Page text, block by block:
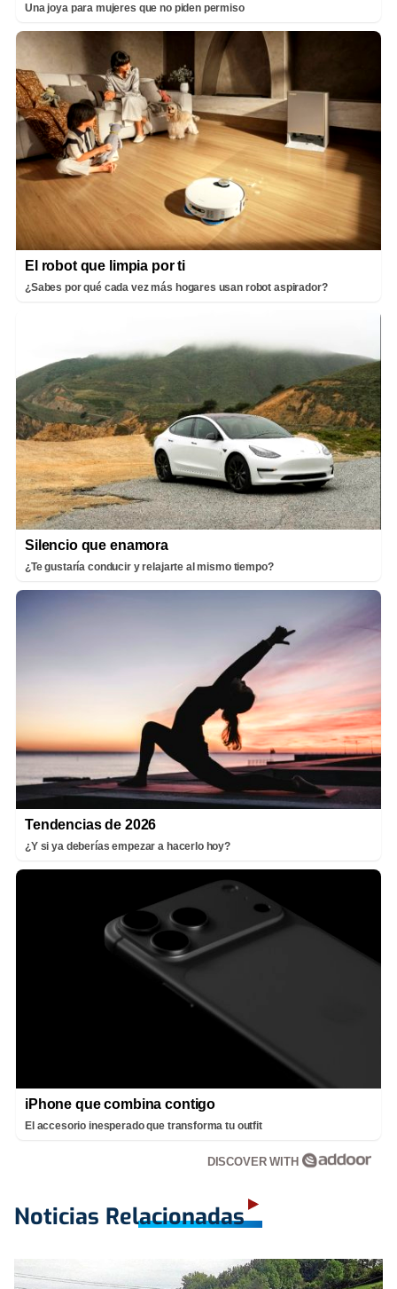
Una joya para mujeres que no piden permiso
El robot que limpia por ti
¿Sabes por qué cada vez más hogares usan robot aspirador?
Silencio que enamora
¿Te gustaría conducir y relajarte al mismo tiempo?
Tendencias de 2026
¿Y si ya deberías empezar a hacerlo hoy?
iPhone que combina contigo
El accesorio inesperado que transforma tu outfit
DISCOVER WITH
Noticias Relacionadas